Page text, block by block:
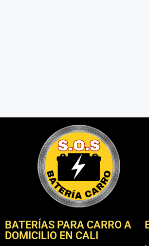
BATERÍAS PARA CARRO A
DOMICILIO EN CALI